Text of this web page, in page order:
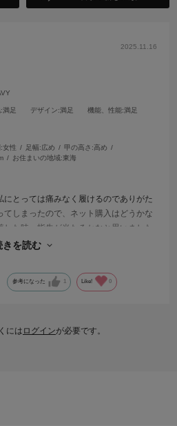
2025.11.16
:満足 デザイン:満足 機能、性能:満足
:女性 足幅:広め 甲の高さ:高め
お住まいの地域:東海
にとっては痛みなく履けるのでありがた
てしまったので、ネット購入はどうかな
た時、指先が当たるかなと思いました
な感覚がなくなりました。柄も外反母趾
きを読む
参考になった 1 Like! 0
には ログインが必要です。